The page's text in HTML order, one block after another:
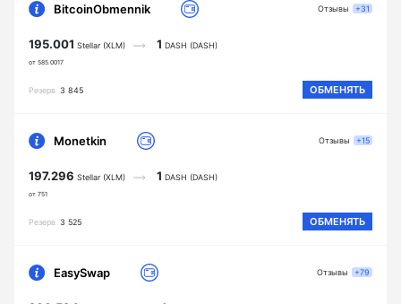
BitcoinObmennik
195.001 Stellar (XLM)
от 585.0017
1 DASH (DASH)
Резерв 3 845 ОБМЕНЯТЬ
Отзывы +31
Monetkin
197.296 Stellar (XLM)
от 751
1 DASH (DASH)
Резерв 3 525 ОБМЕНЯТЬ
Отзывы +15
EasySwap Отзывы +79